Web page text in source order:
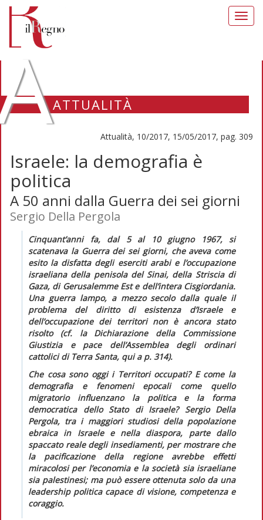
ATTUALITÀ
Attualità, 10/2017, 15/05/2017, pag. 309
Israele: la demografia è
politica
A 50 anni dalla Guerra dei sei giorni
Sergio Della Pergola
Cinquant’anni fa, dal 5 al 10 giugno 1967, si
scatenava la Guerra dei sei giorni, che aveva come
esito la disfatta degli eserciti arabi e l’occupazione
israeliana della penisola del Sinai, della Striscia di
Gaza, di Gerusalemme Est e dell’intera Cisgiordania.
Una guerra lampo, a mezzo secolo dalla quale il
problema del diritto di esistenza d’Israele e
dell’occupazione dei territori non è ancora stato
risolto (cf. la Dichiarazionedella Commissione
Giustizia e pace dell’Assemblea degli ordinari
cattolici di Terra Santa, quia p. 314).
Che cosa sono oggi i Territori occupati? E come la
demografia e fenomeni epocali come quello
migratorio influenzano la politica e la forma
democratica dello Stato di Israele? Sergio Della
Pergola, tra i maggiori studiosi della popolazione
ebraica in Israele e nella diaspora, parte dallo
spaccato reale degli insediamenti, per mostrare che
la pacificazione della regione avrebbe effetti
miracolosi per l’economia e la società sia israeliane
sia palestinesi; ma può essere ottenuta solo da una
leadership politica capace di visione, competenza e
coraggio.